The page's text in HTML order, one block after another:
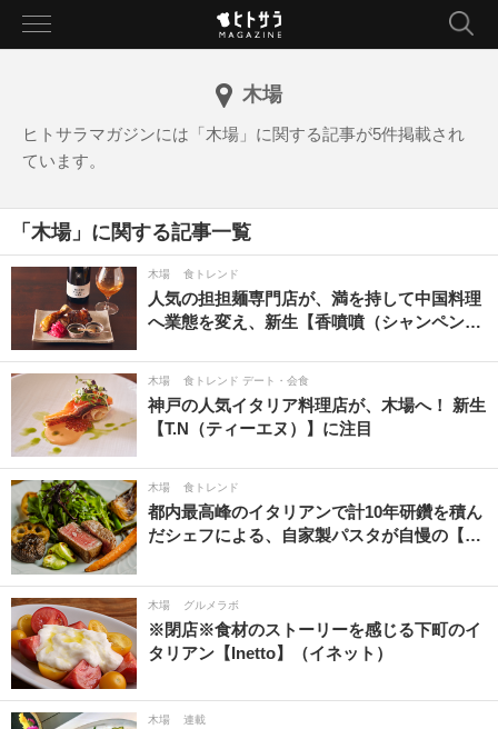
toggle
木場
ヒトサラマガジンには「木場」に関する記事が5件掲載され
ています。
「木場」に関する記事一覧
木場 食トレンド
人気の担担麺専門店が、満を持して中国料理
へ業態を変え、新生【香噴噴（シャンペン…
木場 食トレンド デート・会食
神戸の人気イタリア料理店が、木場へ！ 新生
【T.N（ティーエヌ）】に注目
木場 食トレンド
都内最高峰のイタリアンで計10年研鑽を積ん
だシェフによる、自家製パスタが自慢の【…
木場 グルメラボ
※閉店※食材のストーリーを感じる下町のイ
タリアン【Inetto】（イネット）
木場 連載